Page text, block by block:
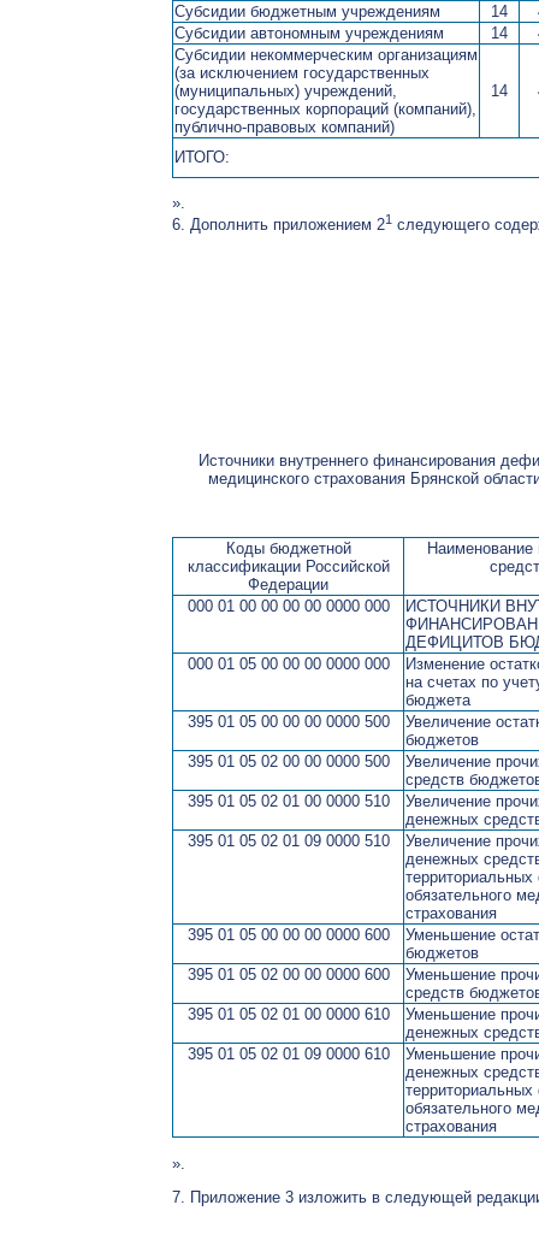
Субсидии бюджетным учреждениям 14
Субсидии автономным учреждениям
14
Субсидии некоммерческим организациям
(за исключением государственных
(муниципальных) учреждений,
государственных корпораций (компаний),
публично-правовых компаний)
14
ИТОГО:
».
6. Дополнить приложением 21 следующего
Источники внутреннего финансирования
медицинского страхования Брянской
Коды бюджетной
классификации Российской
Федерации
Наименование
000 01 00 00 00 00 0000 000
ИСТОЧНИКИ
ДЕФИЦИТОВ
000 01 05 00 00 00 0000 000
Изменение
на счетах по
бюджета
395 01 05 00 00 00 0000 500
Увеличение
бюджетов
395 01 05 02 00 00 0000 500
Увеличение
средств
395 01 05 02 01 00 0000 510
Увеличение
денежных
395 01 05 02 01 09 0000 510
Увеличение
денежных
обязательного
страхования
395 01 05 00 00 00 0000 600
Уменьшение
бюджетов
395 01 05 02 00 00 0000 600
Уменьшение
средств
395 01 05 02 01 00 0000 610
Уменьшение
денежных
395 01 05 02 01 09 0000 610
Уменьшение
денежных
обязательного
страхования
».
7. Приложение 3 изложить в следующей